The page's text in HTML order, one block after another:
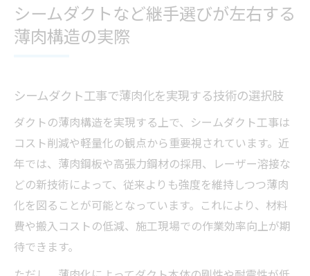
シームダクトなど継手選びが左右する
薄肉構造の実際
シームダクト工事で薄肉化を実現する技術の選択肢
ダクトの薄肉構造を実現する上で、シームダクト工事は
コスト削減や軽量化の観点から重要視されています。近
年では、薄肉鋼板や高張力鋼材の採用、レーザー溶接な
どの新技術によって、従来よりも強度を維持しつつ薄肉
化を図ることが可能となっています。これにより、材料
費や搬入コストの低減、施工現場での作業効率向上が期
待できます。